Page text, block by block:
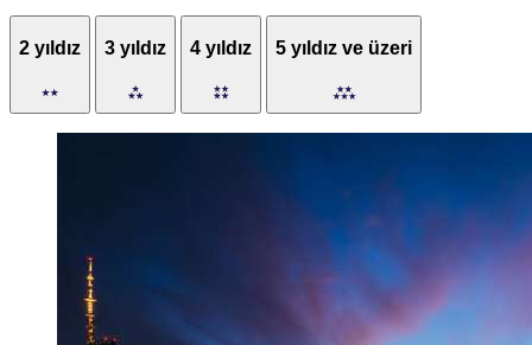
2 yıldız 3 yıldız 4 yıldız 5 yıldız ve üzeri